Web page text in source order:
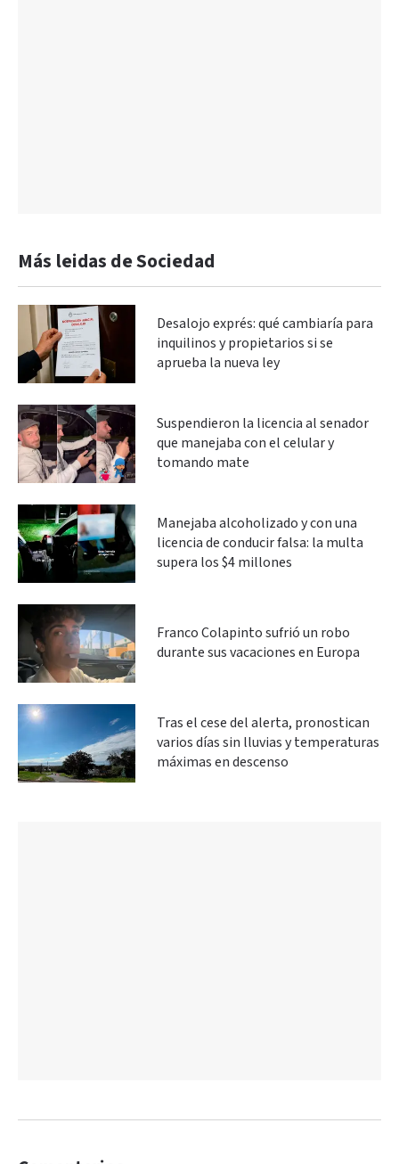
Más leidas de Sociedad
Desalojo exprés: qué cambiaría para
inquilinos y propietarios si se
aprueba la nueva ley
Suspendieron la licencia al senador
que manejaba con el celular y
tomando mate
Manejaba alcoholizado y con una
licencia de conducir falsa: la multa
supera los $4 millones
Franco Colapinto sufrió un robo
durante sus vacaciones en Europa
Tras el cese del alerta, pronostican
varios días sin lluvias y temperaturas
máximas en descenso